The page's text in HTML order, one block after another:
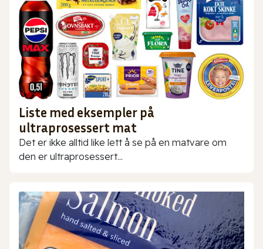
Liste med eksempler på
ultraprosessert mat
Det er ikke alltid like lett å se på en matvare om
den er ultraprosessert...